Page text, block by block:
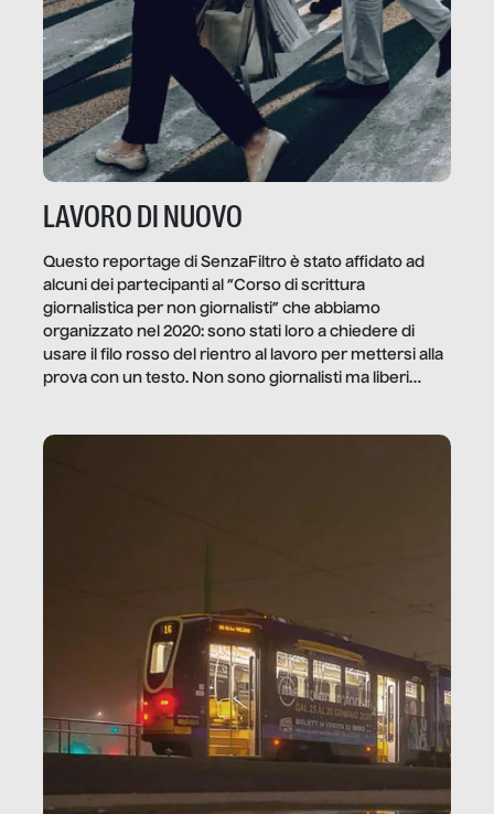
LAVORO DI NUOVO
Questo reportage di SenzaFiltro è stato affidato ad
alcuni dei partecipanti al “Corso di scrittura
giornalistica per non giornalisti” che abbiamo
organizzato nel 2020: sono stati loro a chiedere di
usare il filo rosso del rientro al lavoro per mettersi alla
prova con un testo. Non sono giornalisti ma liberi